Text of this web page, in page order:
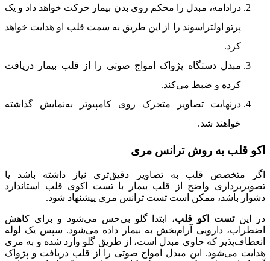
درادامه، مبدل را محکم روی بدن بیمار حرکت خواهد داد و یک
پرتو اولتراسوند را از این طریق به سمت قلب او هدایت خواهد
کرد.
مبدل دستگاه پژواک امواج صوتی را از قلب بیمار دریافت
کرده و ضبط می‌کند.
درنهایت تصاویر متحرک روی کامپیوتر به‌نمایش گذاشته
خواهند شد.
اکو قلب به روش ترانس مری
اگر متخصص قلب به تصاویر دقیق‌تری نیاز داشته باشد یا
تصویربرداری واضح از قلب بیمار با تست اکوی قلب استاندارد
دشوار باشد، ممکن است تست ترانس ‌مری پیشنهاد شود.
در اینتست اکو قلب، ابتدا گلو بی‌حس می‌شود و برای کاهش
اضطراب، دارویی آرام‌بخش به بیمار داده می‌شود. سپس یک لوله
انعطاف‌پذیر که حاوی مبدل است، از طریق گلو وارد شده و به مری
هدایت می‌شود. این مبدل امواج صوتی را از قلب دریافت و پژواک